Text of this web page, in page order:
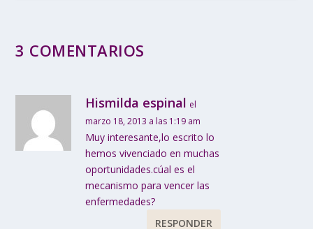
3 COMENTARIOS
Hismilda espinal el
marzo 18, 2013 a las 1:19 am
Muy interesante,lo escrito lo
hemos vivenciado en muchas
oportunidades.cúal es el
mecanismo para vencer las
enfermedades?
RESPONDER